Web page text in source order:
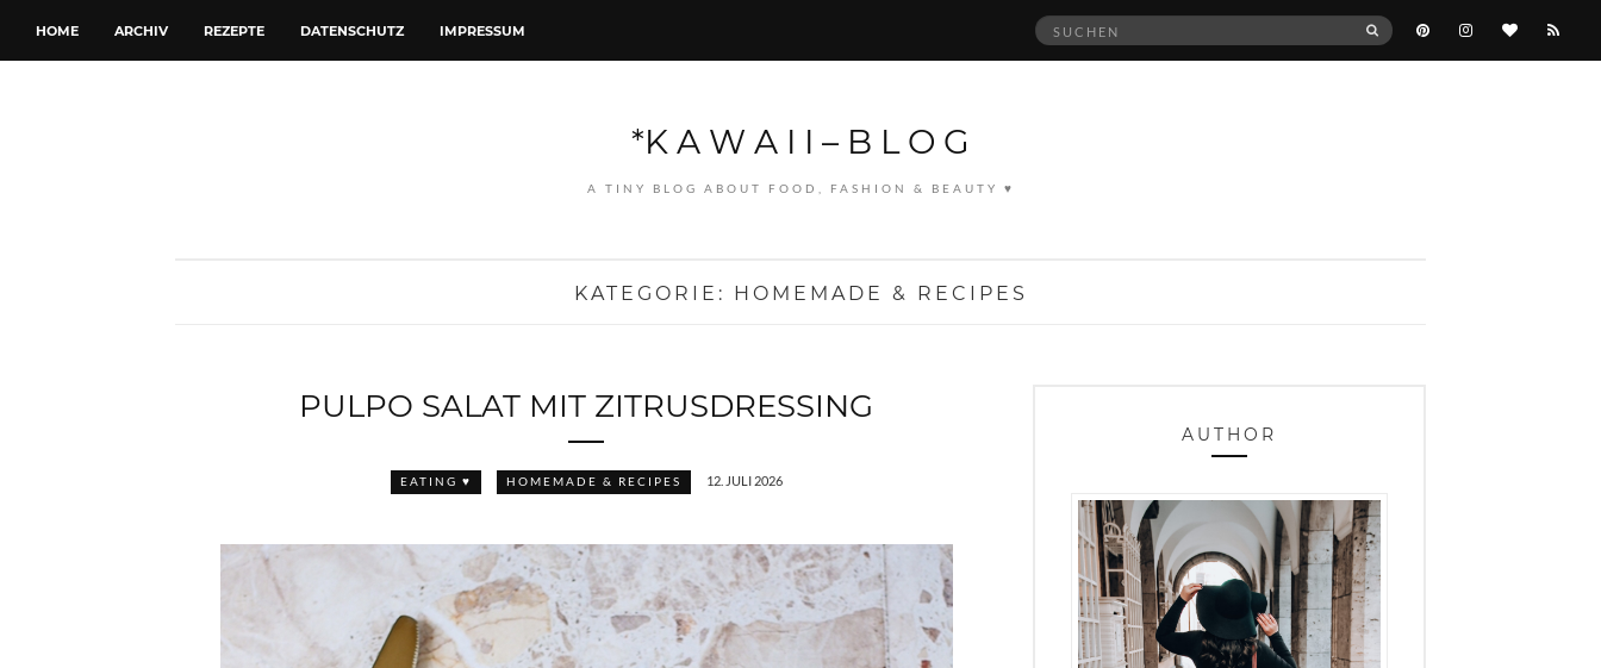
HOME ARCHIV REZEPTE DATENSCHUTZ IMPRESSUM
Suche
SUCHEN
*K A W A I I – B L O G
A TINY BLOG ABOUT FOOD, FASHION & BEAUTY ♥
KATEGORIE: HOMEMADE & RECIPES
PULPO SALAT MIT ZITRUSDRESSING
EATING ♥ HOMEMADE & RECIPES 12. JULI 2026
AUTHOR